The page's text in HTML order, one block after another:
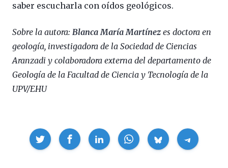
saber escucharla con oídos geológicos.
Sobre la autora: Blanca María Martínez es doctora en
geología, investigadora de la Sociedad de Ciencias
Aranzadi y colaboradora externa del departamento de
Geología de la Facultad de Ciencia y Tecnología de la
UPV/EHU
Compartir